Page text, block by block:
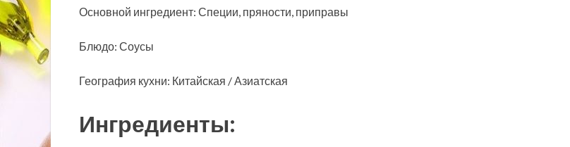
Основной ингредиент: Специи, пряности, приправы
Блюдо: Соусы
География кухни: Китайская / Азиатская
Ингредиенты: